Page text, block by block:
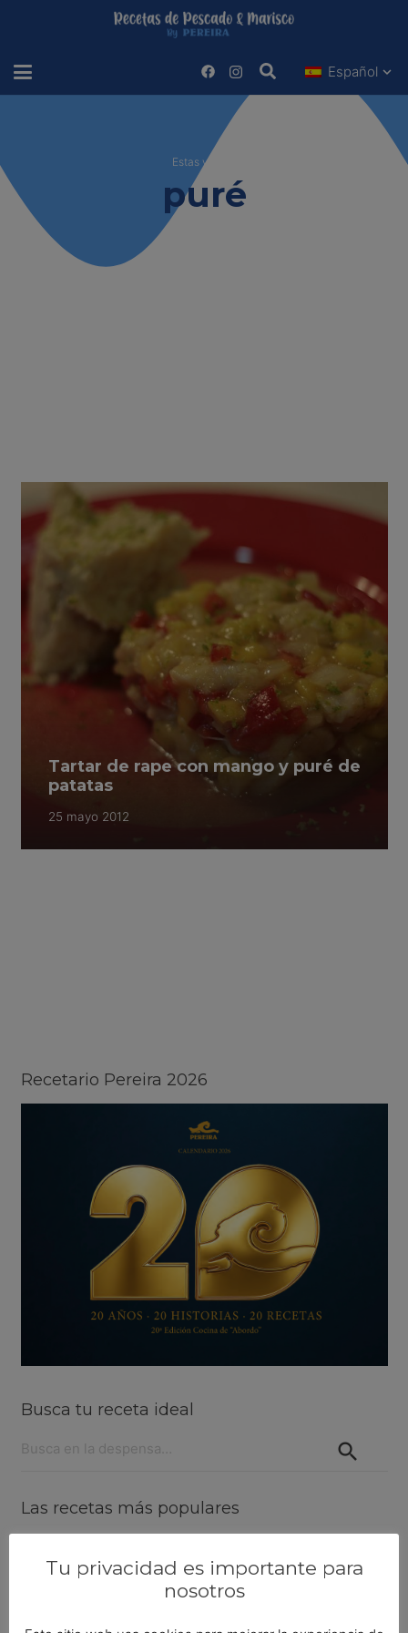
Español
Estas viendo
puré
Tartar de rape con mango y puré de
patatas
25 mayo 2012
Recetario Pereira 2026
Busca tu receta ideal
Las recetas más populares
Tu privacidad es importante para
nosotros